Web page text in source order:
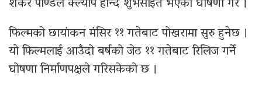
फिल्मको छायांकन मंसिर ११ गतेबाट पोखरामा सुरु हुनेछ ।
यो फिल्मलाई आउँदो बर्षको जेठ ११ गतेबाट रिलिज गर्ने
घोषणा निर्माणपक्षले गरिसकेको छ ।